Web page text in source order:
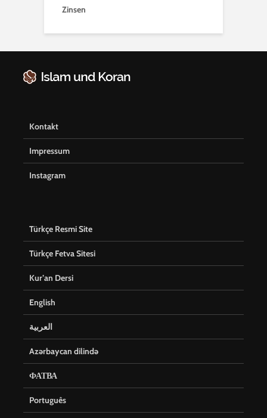
Zinsen
Kontakt
Impressum
Instagram
Türkçe Resmi Site
Türkçe Fetva Sitesi
Kur’an Dersi
English
العربية
Azərbaycan dilində
ФАТВА
Português